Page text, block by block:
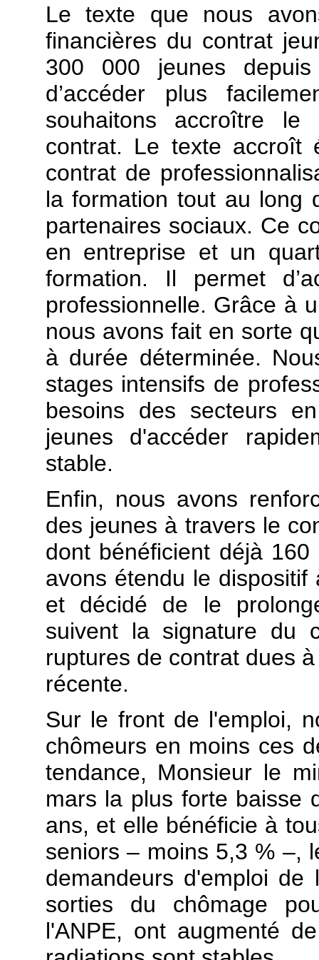
Le texte que nous
financières du contrat
300 000 jeunes
d’accéder plus
souhaitons accroître
contrat. Le texte accroît
contrat de
la formation tout au long
partenaires sociaux. Ce
en entreprise et un
formation. Il permet
professionnelle. Grâce à
nous avons fait en sorte
à durée déterminée.
stages intensifs de
besoins des secteurs
jeunes d'accéder
stable.
Enfin, nous avons
des jeunes à travers le
dont bénéficient déjà
avons étendu le
et décidé de le
suivent la signature du
ruptures de contrat dues
récente.
Sur le front de l'emploi,
chômeurs en moins ces
tendance, Monsieur le
mars la plus forte baisse
ans, et elle bénéficie à
seniors – moins 5,3 % –,
demandeurs d'emploi
sorties du chômage
l'ANPE, ont augmenté